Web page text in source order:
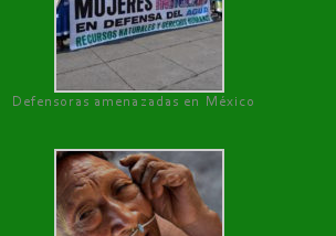
Defensoras amenazadas en México